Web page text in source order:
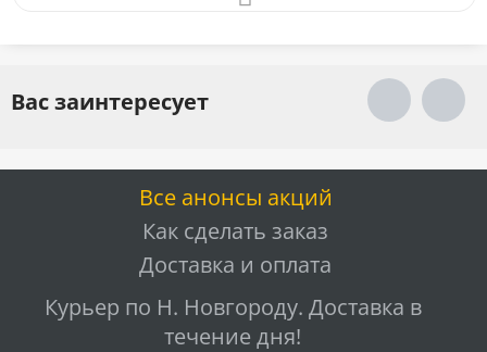
Вас заинтересует
Все анонсы акций
Как сделать заказ
Доставка и оплата
Курьер по Н. Новгороду. Доставка в
течение дня!